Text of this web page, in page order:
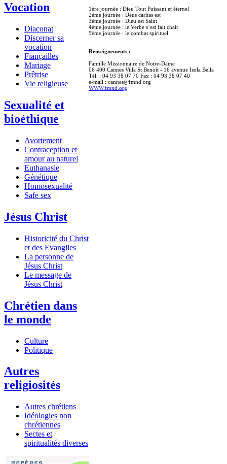
Vocation
Diaconat
Discerner sa
vocation
Fiançailles
Mariage
Prêtrise
Vie religieuse
Sexualité et
bioéthique
Avortement
Contraception et
amour au naturel
Euthanasie
Génétique
Homosexualité
Safe sex
Jésus Christ
Historicité du Christ
et des Evangiles
La personne de
Jésus Christ
Le message de
Jésus Christ
Chrétien dans
le monde
Culture
Politique
Autres
religiosités
Autres chrétiens
Idéologies non
chrétiennes
Sectes et
spiritualités diverses
1ère journée : Dieu Tout Puissant et éternel
2ème journée : Deus caritas est
3ème journée : Dieu est Saint
4ème journée : le Verbe s’est fait chair
5ème journée : le combat spirituel
Renseignements :
Famille Missionnaire de Notre-Dame
06 400 Cannes Villa St Benoît - 16 avenue Isola Bella
Tél. : 04 93 38 07 70 Fax : 04 93 38 07 40
e-mail : cannes@fmnd.org
WWW.fmnd.org